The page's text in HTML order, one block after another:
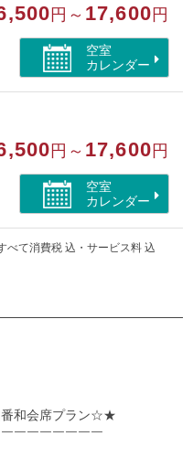
円～ 17,600 円
空室
カレンダー
円～ 17,600 円
空室
カレンダー
べて消費税 込・サービス料 込
和会席プラン☆★
￣￣￣￣￣￣￣